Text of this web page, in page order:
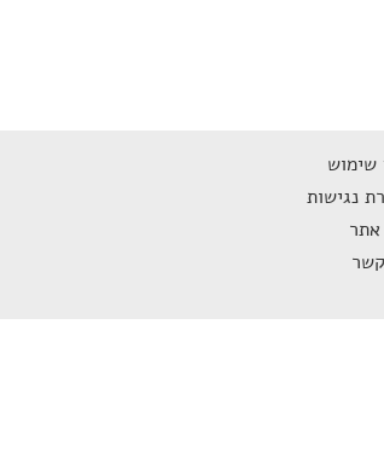
שימוש
נגישות